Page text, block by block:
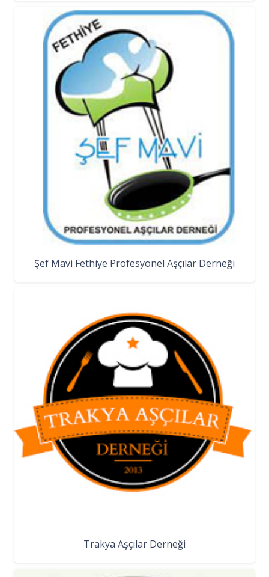
Şef Mavi Fethiye Profesyonel Aşçılar Derneği
Trakya Aşçılar Derneği